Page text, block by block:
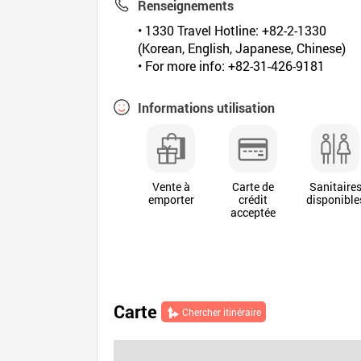
Renseignements
• 1330 Travel Hotline: +82-2-1330
(Korean, English, Japanese, Chinese)
• For more info: +82-31-426-9181
Informations utilisation
Vente à
emporter
Carte de
crédit
acceptée
Sanitaires
Carte Chercher itinéraire